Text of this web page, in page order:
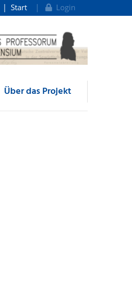
Start Login
Über das Projekt